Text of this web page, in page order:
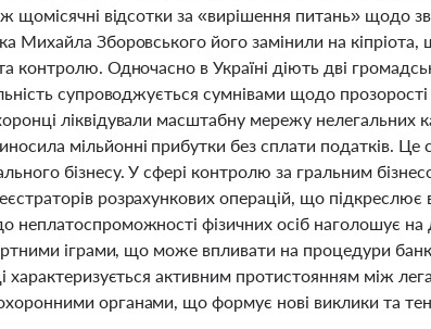
щомісячні відсотки за «вирішення питань» щодо
Михайла Зборовського його замінили на кіпріота,
контролю. Одночасно в Україні діють дві
супроводжується сумнівами щодо
ліквідували масштабну мережу нелегальних
мільйонні прибутки без сплати податків. Це
бізнесу. У сфері контролю за гральним
розрахункових операцій, що
неплатоспроможності фізичних осіб наголошує на
іграми, що може впливати на процедури
характеризується активним протистоянням між
органами, що формує нові виклики та